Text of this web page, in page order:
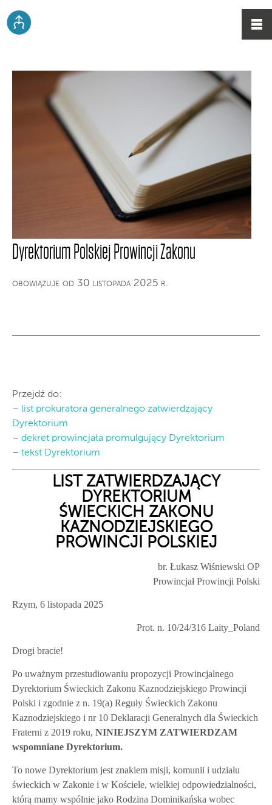
Dyrektorium Polskiej Prowincji Zakonu
obowiązuje od 30 listopada 2025 r.
Przejdź do:
– list prokuratora generalnego zatwierdzający
Dyrektorium
– dekret prowincjała promulgujący Dyrektorium
– tekst Dyrektorium
LIST ZATWIERDZAJĄCY
DYREKTORIUM
ŚWIECKICH ZAKONU
KAZNODZIEJSKIEGO
PROWINCJI POLSKIEJ
br. Łukasz Wiśniewski OP
Prowincjał Prowincji Polski
Rzym, 6 listopada 2025
Prot. n. 10/24/316 Laity_Poland
Drogi bracie!
Po uważnym przestudiowaniu propozycji Prowincjalnego
Dyrektorium Świeckich Zakonu Kaznodziejskiego Prowincji
Polski i zgodnie z n. 19(a) Reguły Świeckich Zakonu
Kaznodziejskiego i nr 10 Deklaracji Generalnych dla Świeckich
Fraterni z 2019 roku, NINIEJSZYM ZATWIERDZAM
wspomniane Dyrektorium.
To nowe Dyrektorium jest znakiem misji, komunii i udziału
świeckich w Zakonie i w Kościele, wielkiej odpowiedzialności,
którą mamy wspólnie jako Rodzina Dominikańska wobec